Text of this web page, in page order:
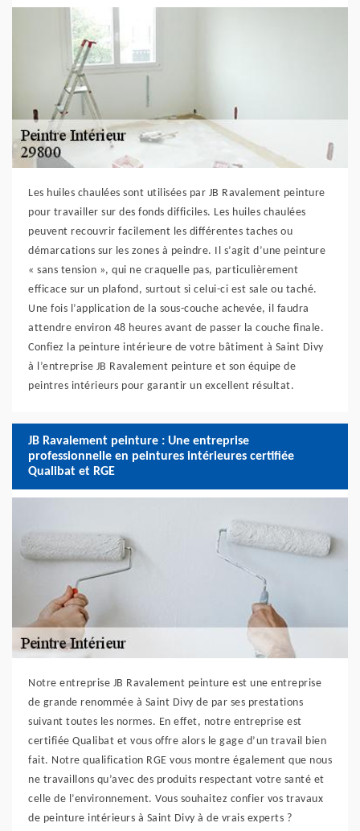
Les huiles chaulées sont utilisées par JB Ravalement peinture
pour travailler sur des fonds difficiles. Les huiles chaulées
peuvent recouvrir facilement les différentes taches ou
démarcations sur les zones à peindre. Il s’agit d’une peinture
« sans tension », qui ne craquelle pas, particulièrement
efficace sur un plafond, surtout si celui-ci est sale ou taché.
Une fois l’application de la sous-couche achevée, il faudra
attendre environ 48 heures avant de passer la couche finale.
Confiez la peinture intérieure de votre bâtiment à Saint Divy
à l’entreprise JB Ravalement peinture et son équipe de
peintres intérieurs pour garantir un excellent résultat.
JB Ravalement peinture : Une entreprise
professionnelle en peintures intérieures certifiée
Qualibat et RGE
Notre entreprise JB Ravalement peinture est une entreprise
de grande renommée à Saint Divy de par ses prestations
suivant toutes les normes. En effet, notre entreprise est
certifiée Qualibat et vous offre alors le gage d’un travail bien
fait. Notre qualification RGE vous montre également que nous
ne travaillons qu’avec des produits respectant votre santé et
celle de l’environnement. Vous souhaitez confier vos travaux
de peinture intérieurs à Saint Divy à de vrais experts ?